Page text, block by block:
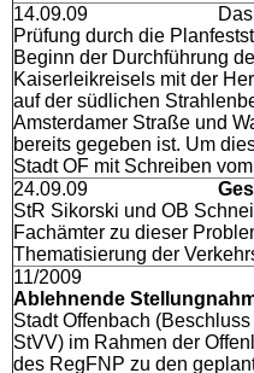
14.09.09 Das
Prüfung durch die
Beginn der Durchführung
Kaiserleikreisels mit der
auf der südlichen
Amsterdamer Straße und
bereits gegeben ist. Um
Stadt OF mit Schreiben vom
24.09.09
StR Sikorski und OB
Fachämter zu dieser
Thematisierung der
11/2009
Ablehnende
Stadt Offenbach (Beschluss
StVV) im Rahmen der
des RegFNP zu den